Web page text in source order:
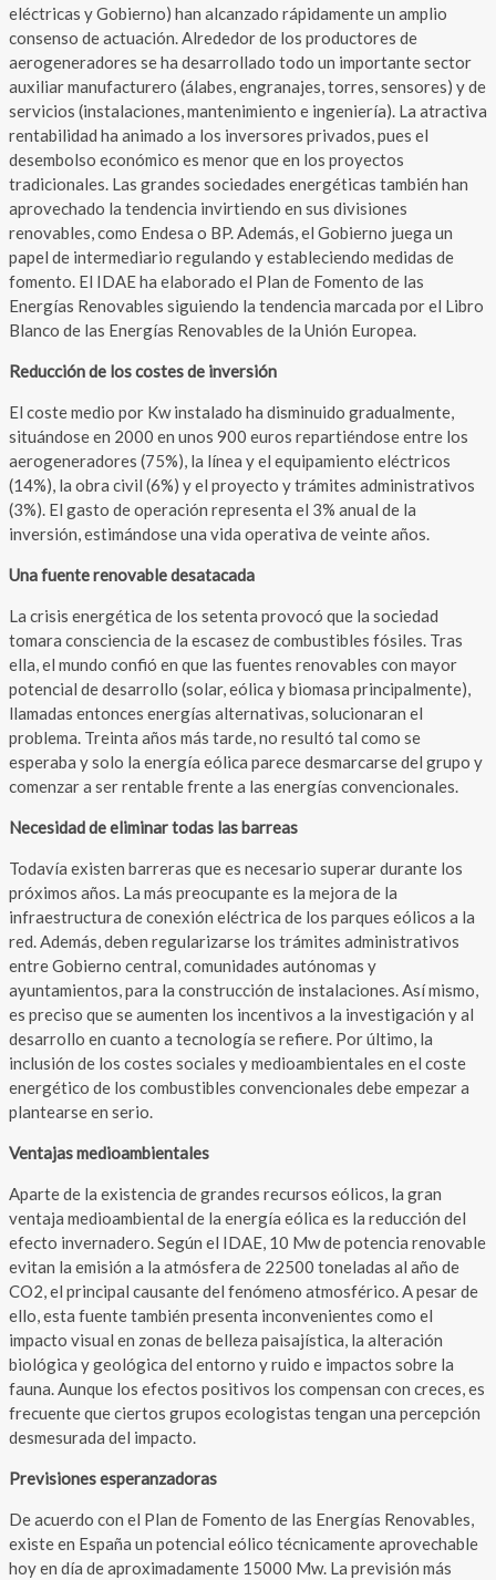
eléctricas y Gobierno) han alcanzado rápidamente un amplio
consenso de actuación. Alrededor de los productores de
aerogeneradores se ha desarrollado todo un importante sector
auxiliar manufacturero (álabes, engranajes, torres, sensores) y de
servicios (instalaciones, mantenimiento e ingeniería). La atractiva
rentabilidad ha animado a los inversores privados, pues el
desembolso económico es menor que en los proyectos
tradicionales. Las grandes sociedades energéticas también han
aprovechado la tendencia invirtiendo en sus divisiones
renovables, como Endesa o BP. Además, el Gobierno juega un
papel de intermediario regulando y estableciendo medidas de
fomento. El IDAE ha elaborado el Plan de Fomento de las
Energías Renovables siguiendo la tendencia marcada por el Libro
Blanco de las Energías Renovables de la Unión Europea.
Reducción de los costes de inversión
El coste medio por Kw instalado ha disminuido gradualmente,
situándose en 2000 en unos 900 euros repartiéndose entre los
aerogeneradores (75%), la línea y el equipamiento eléctricos
(14%), la obra civil (6%) y el proyecto y trámites administrativos
(3%). El gasto de operación representa el 3% anual de la
inversión, estimándose una vida operativa de veinte años.
Una fuente renovable desatacada
La crisis energética de los setenta provocó que la sociedad
tomara consciencia de la escasez de combustibles fósiles. Tras
ella, el mundo confió en que las fuentes renovables con mayor
potencial de desarrollo (solar, eólica y biomasa principalmente),
llamadas entonces energías alternativas, solucionaran el
problema. Treinta años más tarde, no resultó tal como se
esperaba y solo la energía eólica parece desmarcarse del grupo y
comenzar a ser rentable frente a las energías convencionales.
Necesidad de eliminar todas las barreas
Todavía existen barreras que es necesario superar durante los
próximos años. La más preocupante es la mejora de la
infraestructura de conexión eléctrica de los parques eólicos a la
red. Además, deben regularizarse los trámites administrativos
entre Gobierno central, comunidades autónomas y
ayuntamientos, para la construcción de instalaciones. Así mismo,
es preciso que se aumenten los incentivos a la investigación y al
desarrollo en cuanto a tecnología se refiere. Por último, la
inclusión de los costes sociales y medioambientales en el coste
energético de los combustibles convencionales debe empezar a
plantearse en serio.
Ventajas medioambientales
Aparte de la existencia de grandes recursos eólicos, la gran
ventaja medioambiental de la energía eólica es la reducción del
efecto invernadero. Según el IDAE, 10 Mw de potencia renovable
evitan la emisión a la atmósfera de 22500 toneladas al año de
CO2, el principal causante del fenómeno atmosférico. A pesar de
ello, esta fuente también presenta inconvenientes como el
impacto visual en zonas de belleza paisajística, la alteración
biológica y geológica del entorno y ruido e impactos sobre la
fauna. Aunque los efectos positivos los compensan con creces, es
frecuente que ciertos grupos ecologistas tengan una percepción
desmesurada del impacto.
Previsiones esperanzadoras
De acuerdo con el Plan de Fomento de las Energías Renovables,
existe en España un potencial eólico técnicamente aprovechable
hoy en día de aproximadamente 15000 Mw. La previsión más